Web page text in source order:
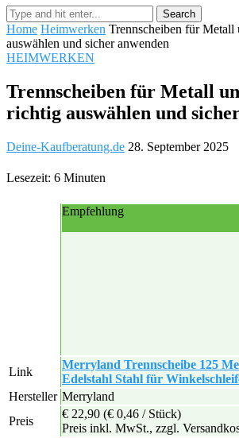
Home Heimwerken Trennscheiben für Metall
auswählen und sicher anwenden
HEIMWERKEN
Trennscheiben für Metall
richtig auswählen und
Deine-Kaufberatung.de 28. September 2025
Lesezeit: 6 Minuten
Empfehlung
Link
Merryland Trennscheibe 125
Edelstahl Stahl für
Hersteller Merryland
Preis
€ 22,90 (€ 0,46 / Stück)
Preis inkl. MwSt., zzgl.